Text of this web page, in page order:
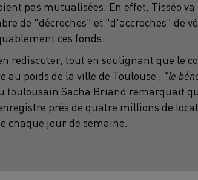
pas mutualisées. En effet, Tisséo
de "décroches" et "d'accroches" de
ces fonds.
rediscuter, tout en soulignant que le
au poids de la ville de Toulouse ; "le
Sacha Briand remarquait
près de quatre millions de
chaque jour de semaine.